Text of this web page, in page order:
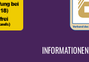
INFORMATIONEN